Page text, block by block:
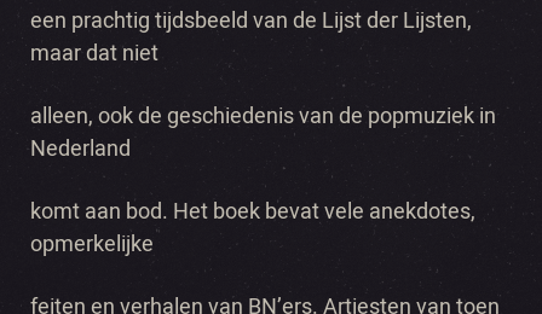
een prachtig tijdsbeeld van de Lijst der Lijsten,
maar dat niet
alleen, ook de geschiedenis van de popmuziek in
Nederland
komt aan bod. Het boek bevat vele anekdotes,
opmerkelijke
feiten en verhalen van BN’ers. Artiesten van toen